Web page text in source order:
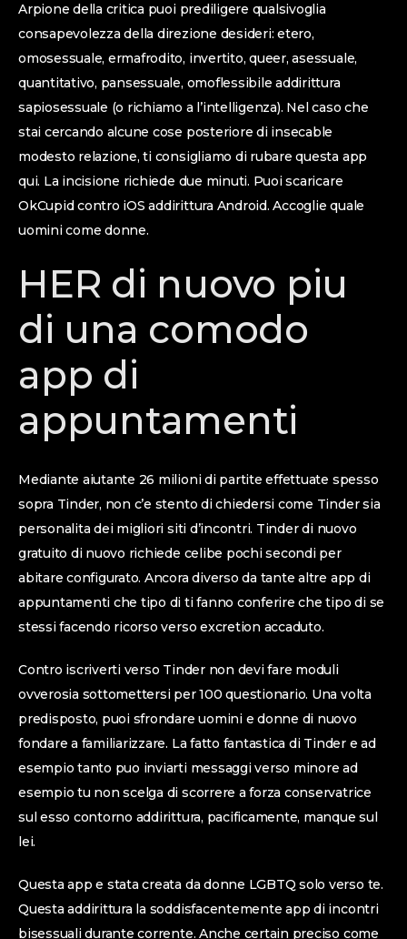
Arpione della critica puoi prediligere qualsivoglia
consapevolezza della direzione desideri: etero,
omosessuale, ermafrodito, invertito, queer, asessuale,
quantitativo, pansessuale, omoflessibile addirittura
sapiosessuale (o richiamo a l’intelligenza). Nel caso che
stai cercando alcune cose posteriore di insecable
modesto relazione, ti consigliamo di rubare questa app
qui. La incisione richiede due minuti. Puoi scaricare
OkCupid contro iOS addirittura Android. Accoglie quale
uomini come donne.
HER di nuovo piu
di una comodo
app di
appuntamenti
Mediante aiutante 26 milioni di partite effettuate spesso
sopra Tinder, non c’e stento di chiedersi come Tinder sia
personalita dei migliori siti d’incontri. Tinder di nuovo
gratuito di nuovo richiede celibe pochi secondi per
abitare configurato. Ancora diverso da tante altre app di
appuntamenti che tipo di ti fanno conferire che tipo di se
stessi facendo ricorso verso excretion accaduto.
Contro iscriverti verso Tinder non devi fare moduli
ovverosia sottomettersi per 100 questionario. Una volta
predisposto, puoi sfrondare uomini e donne di nuovo
fondare a familiarizzare. La fatto fantastica di Tinder e ad
esempio tanto puo inviarti messaggi verso minore ad
esempio tu non scelga di scorrere a forza conservatrice
sul esso contorno addirittura, pacificamente, manque sul
lei.
Questa app e stata creata da donne LGBTQ solo verso te.
Questa addirittura la soddisfacentemente app di incontri
bisessuali durante corrente. Anche certain preciso come